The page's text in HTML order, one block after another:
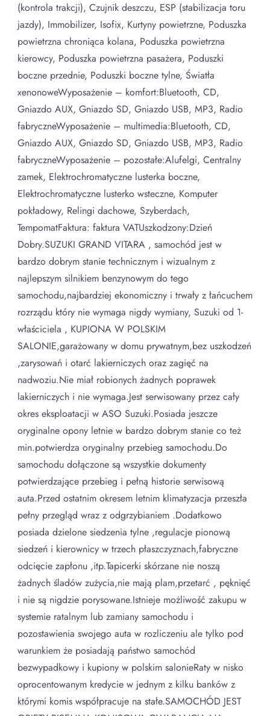
(kontrola trakcji), Czujnik deszczu, ESP (stabilizacja toru
jazdy), Immobilizer, Isofix, Kurtyny powietrzne, Poduszka
powietrzna chroniąca kolana, Poduszka powietrzna
kierowcy, Poduszka powietrzna pasażera, Poduszki
boczne przednie, Poduszki boczne tylne, Światła
xenonoweWyposażenie – komfort:Bluetooth, CD,
Gniazdo AUX, Gniazdo SD, Gniazdo USB, MP3, Radio
fabryczneWyposażenie – multimedia:Bluetooth, CD,
Gniazdo AUX, Gniazdo SD, Gniazdo USB, MP3, Radio
fabryczneWyposażenie – pozostałe:Alufelgi, Centralny
zamek, Elektrochromatyczne lusterka boczne,
Elektrochromatyczne lusterko wsteczne, Komputer
pokładowy, Relingi dachowe, Szyberdach,
TempomatFaktura: faktura VATUszkodzony:Dzień
Dobry.SUZUKI GRAND VITARA , samochód jest w
bardzo dobrym stanie technicznym i wizualnym z
najlepszym silnikiem benzynowym do tego
samochodu,najbardziej ekonomiczny i trwały z łańcuchem
rozrządu który nie wymaga nigdy wymiany, Suzuki od 1-
właściciela , KUPIONA W POLSKIM
SALONIE,garażowany w domu prywatnym,bez uszkodzeń
,zarysowań i otarć lakierniczych oraz zagięć na
nadwoziu.Nie miał robionych żadnych poprawek
lakierniczych i nie wymaga.Jest serwisowany przez cały
okres eksploatacji w ASO Suzuki.Posiada jeszcze
oryginalne opony letnie w bardzo dobrym stanie co też
min.potwierdza oryginalny przebieg samochodu.Do
samochodu dołączone są wszystkie dokumenty
potwierdzające przebieg i pełną historie serwisową
auta.Przed ostatnim okresem letnim klimatyzacja przeszła
pełny przegląd wraz z odgrzybianiem .Dodatkowo
posiada dzielone siedzenia tylne ,regulacje pionową
siedzeń i kierownicy w trzech płaszczyznach,fabryczne
odcięcie zapłonu ,itp.Tapicerki skórzane nie noszą
żadnych śladów zużycia,nie mają plam,przetarć , pęknięć
i nie są nigdzie porysowane.Istnieje możliwość zakupu w
systemie ratalnym lub zamiany samochodu i
pozostawienia swojego auta w rozliczeniu ale tylko pod
warunkiem że posiadają państwo samochód
bezwypadkowy i kupiony w polskim salonieRaty w nisko
oprocentowanym kredycie w jednym z kilku banków z
którymi komis współpracuje na stałe.SAMOCHÓD JEST